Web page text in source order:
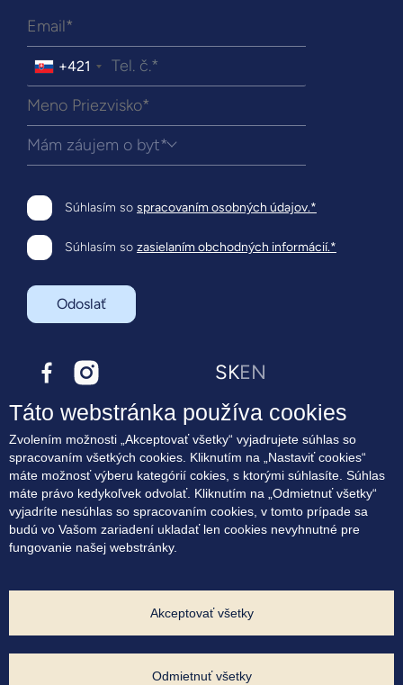
+421
Mám záujem o byt*
Súhlasím so spracovaním osobných údajov.*
Súhlasím so zasielaním obchodných informácií.*
Odoslať
Bývanie
Terasové byty
Lokalita
Blog
Kontakt
Súhlas na marketingové oslovovanie
SKEN
Developer projektu:
Táto webstránka používa cookies
Zvolením možnosti „Akceptovať všetky“ vyjadrujete súhlas so
spracovaním všetkých cookies. Kliknutím na „Nastaviť cookies“
máte možnosť výberu kategórií cokies, s ktorými súhlasíte. Súhlas
máte právo kedykoľvek odvolať. Kliknutím na „Odmietnuť všetky“
vyjadríte nesúhlas so spracovaním cookies, v tomto prípade sa
budú vo Vašom zariadení ukladať len cookies nevyhnutné pre
fungovanie našej webstránky.
Akceptovať všetky
Odmietnuť všetky